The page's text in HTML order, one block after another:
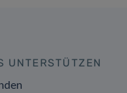
UNTERSTÜTZEN